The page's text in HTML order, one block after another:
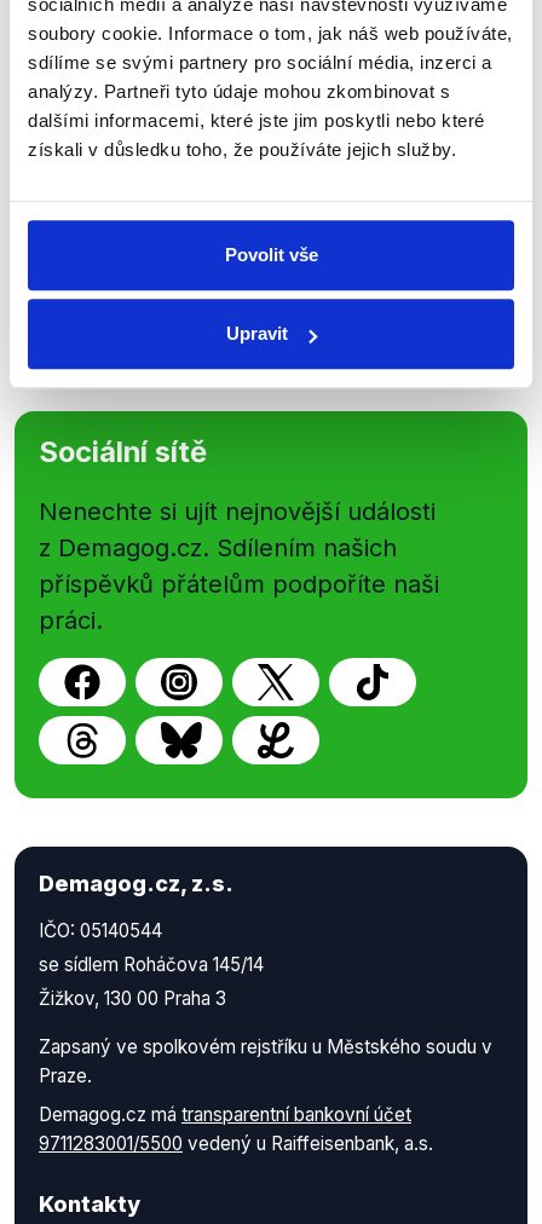
soubory cookie. Informace o tom, jak náš web používáte,
sdílíme se svými partnery pro sociální média, inzerci a
analýzy. Partneři tyto údaje mohou zkombinovat s
dalšími informacemi, které jste jim poskytli nebo které
získali v důsledku toho, že používáte jejich služby.
Povolit vše
Upravit
Přihlaste se k odběru našeho
newsletteru nebowhatsappového
kanálu, kde pravidelně přinášíme
shrnutí nejzajímavějších článků a analýz.
přehled o tom, jaké dezinformace a
nepravdy se zrovna v Česku šíří.
WhatsApp
Sociální sítě
Nenechte si ujít nejnovější události
z Demagog.cz. Sdílením našich
příspěvků přátelům podpoříte naši
práci.
Demagog.cz, z.s.
IČO: 05140544
se sídlem Roháčova 145/14
Žižkov, 130 00 Praha 3
Zapsaný ve spolkovém rejstříku u Městského soudu v
Praze.
Demagog.cz má transparentní bankovní účet
9711283001/5500 vedený u Raiffeisenbank, a.s.
Kontakty